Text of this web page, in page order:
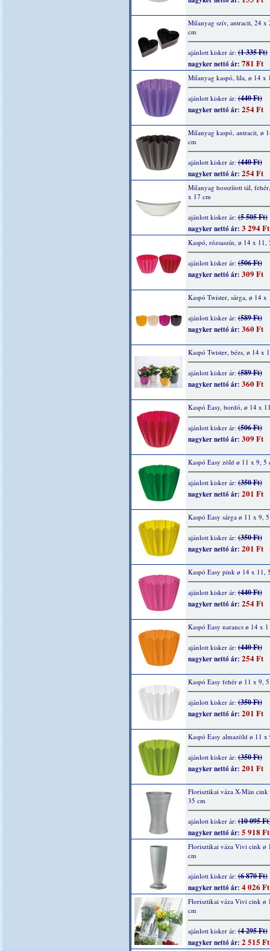
Műanyag szív, antracit, 24 x
cm
ajánlott kisker ár:(1 335 Ft)
nagyker nettó ár: 781 Ft
Műanyag kaspó, lila, ø 14 x
ajánlott kisker ár:(440 Ft)
nagyker nettó ár: 254 Ft
Műanyag kaspó, antracit, ø
cm
ajánlott kisker ár:(440 Ft)
nagyker nettó ár: 254 Ft
Műanyag hosszított tál,
x 17 cm
ajánlott kisker ár:(5 505 Ft)
nagyker nettó ár: 3 294 Ft
Kaspó, rózsaszín, ø 14 x 11,
ajánlott kisker ár:(506 Ft)
nagyker nettó ár: 309 Ft
Kaspó Twister, sárga, ø 14 x
ajánlott kisker ár:(589 Ft)
nagyker nettó ár: 360 Ft
Kaspó Twister, bézs, ø 14 x
ajánlott kisker ár:(589 Ft)
nagyker nettó ár: 360 Ft
Kaspó Easy, bordó, ø 14 x
ajánlott kisker ár:(506 Ft)
nagyker nettó ár: 309 Ft
Kaspó Easy zöld ø 11 x 9, 5
ajánlott kisker ár:(350 Ft)
nagyker nettó ár: 201 Ft
Kaspó Easy sárga ø 11 x 9,
ajánlott kisker ár:(350 Ft)
nagyker nettó ár: 201 Ft
Kaspó Easy pink ø 14 x 11,
ajánlott kisker ár:(440 Ft)
nagyker nettó ár: 254 Ft
Kaspó Easy narancs ø 14 x
ajánlott kisker ár:(440 Ft)
nagyker nettó ár: 254 Ft
Kaspó Easy fehér ø 11 x 9,
ajánlott kisker ár:(350 Ft)
nagyker nettó ár: 201 Ft
Kaspó Easy almazöld ø 11 x
ajánlott kisker ár:(350 Ft)
nagyker nettó ár: 201 Ft
Florisztikai váza X-Män
35 cm
ajánlott kisker ár:(10 095
nagyker nettó ár: 5 918 Ft
Florisztikai váza Vivi cink ø
cm
ajánlott kisker ár:(6 870 Ft)
nagyker nettó ár: 4 026 Ft
Florisztikai váza Vivi cink ø
cm
ajánlott kisker ár:(4 295 Ft)
nagyker nettó ár: 2 515 Ft